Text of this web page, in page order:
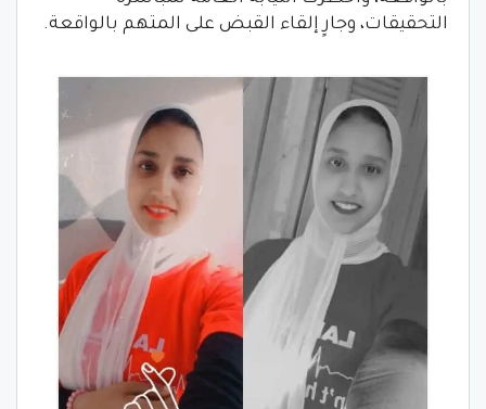
التحقيقات، وجارٍ إلقاء القبض على المتهم بالواقعة.